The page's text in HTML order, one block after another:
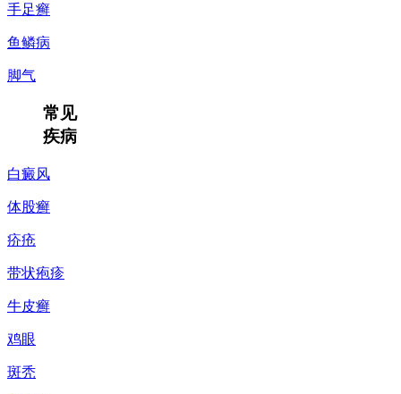
手足癣
鱼鳞病
脚气
常见
疾病
白癜风
体股癣
疥疮
带状疱疹
牛皮癣
鸡眼
斑秃